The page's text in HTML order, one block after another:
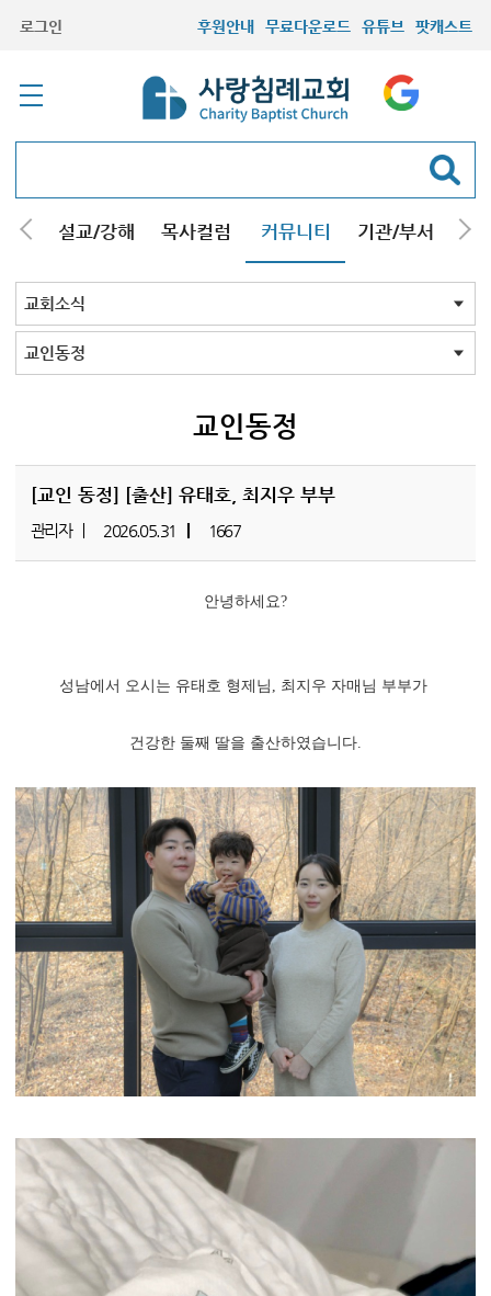
로그인 후원안내 무료다운로드 유튜브 팟캐스트
내 설교/강해 목사컬럼 커뮤니티 기관/부서 선
최근등록자료
자유게시판
교회소식
성도컬럼
새가족사진
새가족가이드
포토앨범
찬양쉼터
신앙도서
성경읽기퀴즈
기도부탁
교회소식 전체
공지
교인동정
교인동정
[교인 동정] [출산] 유태호, 최지우 부부
관리자 2026.05.31 1667
안녕하세요?
성남에서 오시는 유태호 형제님, 최지우 자매님 부부가
건강한 둘째 딸을 출산하였습니다.